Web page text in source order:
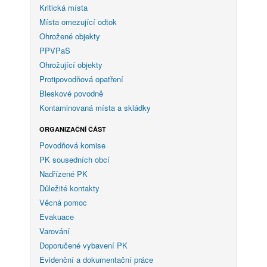
Kritická místa
Místa omezující odtok
Ohrožené objekty
PPVPaS
Ohrožující objekty
Protipovodňová opatření
Bleskové povodně
Kontaminovaná místa a skládky
ORGANIZAČNÍ ČÁST
Povodňová komise
PK sousedních obcí
Nadřízené PK
Důležité kontakty
Věcná pomoc
Evakuace
Varování
Doporučené vybavení PK
Evidenční a dokumentační práce